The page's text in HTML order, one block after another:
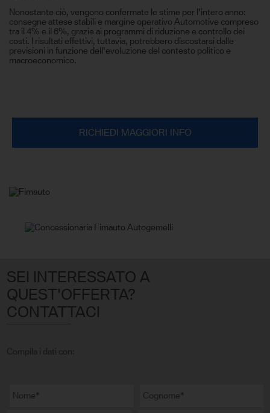
Nonostante ciò, vengono confermate le stime per l'intero anno:
consegne attese stabili e margine operativo Automotive compreso
tra il 4% e il 6%, grazie ai programmi di riduzione e controllo dei
costi. I risultati effettivi, tuttavia, potrebbero discostarsi dalle
previsioni in funzione dell'evoluzione del contesto politico e
macroeconomico.
RICHIEDI MAGGIORI INFO
SEI INTERESSATO A
QUEST'OFFERTA?
CONTATTACI